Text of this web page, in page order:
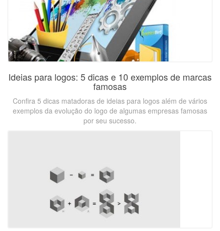
Ideias para logos: 5 dicas e 10 exemplos de marcas
famosas
Confira 5 dicas matadoras de ideias para logos além de vários
exemplos da evolução do logo de algumas empresas famosas
por seu sucesso.